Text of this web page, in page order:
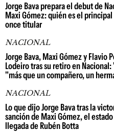
Jorge Bava prepara el debut de
Maxi Gómez: quién es el
once titular
NACIONAL
Jorge Bava, Maxi Gómez y Flavio
Lodeiro tras su retiro en
"más que un compañero, un
NACIONAL
Lo que dijo Jorge Bava tras la
sanción de Maxi Gómez, el
llegada de Rubén Botta